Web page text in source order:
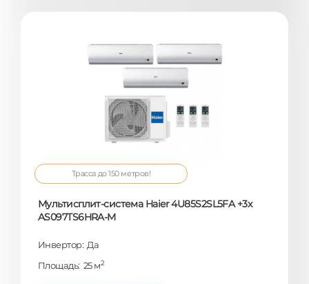
Трасса до 150 метров!
Мультисплит-система Haier 4U85S2SL5FA +3x
AS097TS6HRA-M
Инвертор: Да
Площадь: 25 м2